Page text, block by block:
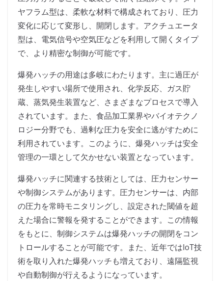
ヤフラム型は、柔軟な材料で構成されており、圧力
変化に応じて変形し、開閉します。アクチュエータ
型は、電気信号や空気圧などを利用して開くタイプ
で、より精密な制御が可能です。
爆発ハッチの用途は多岐にわたります。主に過圧が
発生しやすい場所で使用され、化学反応、ガス貯
蔵、蒸気発生装置など、さまざまなプロセスで導入
されています。また、食品加工業界やバイオテクノ
ロジー分野でも、過剰な圧力を安全に逃がすために
利用されています。このように、爆発ハッチは安全
管理の一環として欠かせない装置となっています。
爆発ハッチに関連する技術としては、圧力センサー
や制御システムがあります。圧力センサーは、内部
の圧力を常時モニタリングし、設定された閾値を超
えた場合に警報を発することができます。この情報
をもとに、制御システムは爆発ハッチの開閉をコン
トロールすることが可能です。また、近年ではIoT技
術を取り入れた爆発ハッチも増えており、遠隔監視
や自動制御が行えるようになっています。